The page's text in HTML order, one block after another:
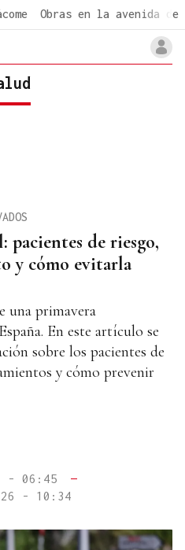
Obras en la avenida de
pacientes de riesgo,
y cómo evitarla
una primavera
En este artículo se
sobre los pacientes de
y cómo prevenir
- 06:45
—
- 10:34